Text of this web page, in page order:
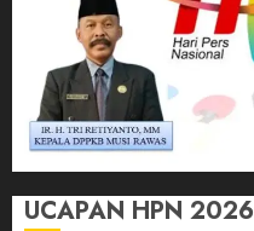
UCAPAN HPN 2026